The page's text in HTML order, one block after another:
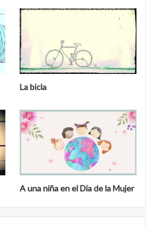
La bicla
A una niña en el Día de la Mujer